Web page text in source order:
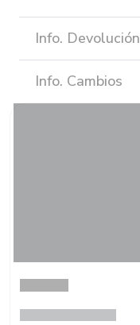
Info. Devolución
Info. Cambios